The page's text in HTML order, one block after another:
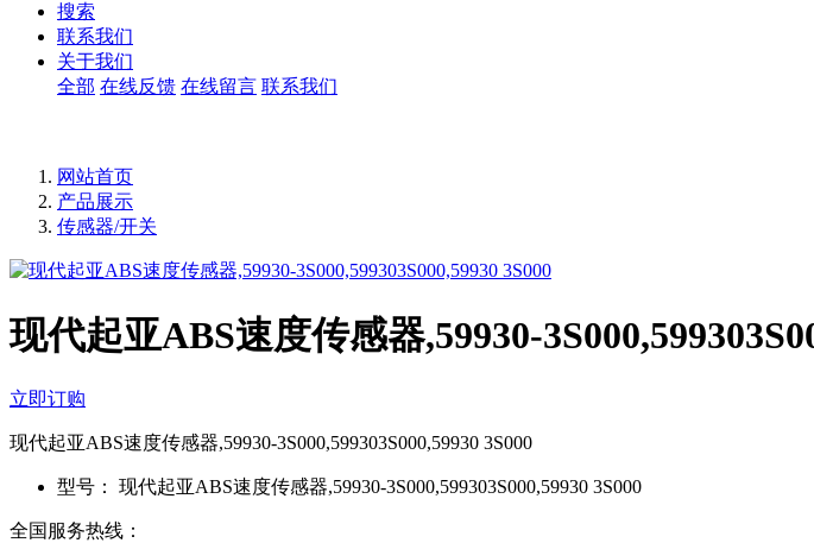
搜索
联系我们
关于我们
全部 在线反馈 在线留言 联系我们
网站首页
产品展示
传感器/开关
现代起亚ABS速度传感器,59930-
立即订购
现代起亚ABS速度传感器,59930-3S000,599303S000,59930 3S000
型号： 现代起亚ABS速度传感器,59930-3S000,599303S000,59930 3S000
全国服务热线：